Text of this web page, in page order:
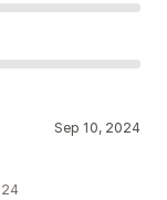
Sep 10, 2024